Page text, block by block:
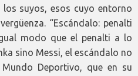
suyos, esos cuyo entorno
“Escándalo: penalti
modo que el penalti a lo
sino Messi, el escándalo no
Deportivo, que en su